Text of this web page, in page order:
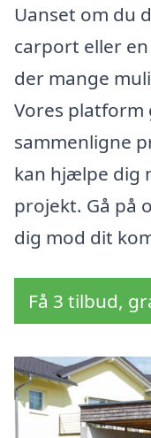
Uanset om du
carport eller
der mange
Vores
sammenligne
kan hjælpe dig
projekt. Gå på
dig mod dit
Få 3 tilbud,